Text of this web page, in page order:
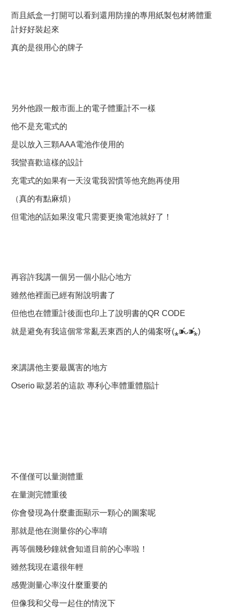
而且紙盒一打開可以看到還用防撞的專用紙製包材將體重
計好好裝起來
真的是很用心的牌子
另外他跟一般市面上的電子體重計不一樣
他不是充電式的
是以放入三顆AAA電池作使用的
我蠻喜歡這樣的設計
充電式的如果有一天沒電我習慣等他充飽再使用
（真的有點麻煩）
但電池的話如果沒電只需要更換電池就好了！
再容許我講一個另一個小貼心地方
雖然他裡面已經有附說明書了
但他也在體重計後面也印上了說明書的QR CODE
就是避免有我這個常常亂丟東西的人的備案呀(⁎⁍̴̛ᴗ⁍̴̛⁎)
來講講他主要最厲害的地方
Oserio 歐瑟若的這款 專利心率體重體脂計
不僅僅可以量測體重
在量測完體重後
你會發現為什麼畫面顯示一顆心的圖案呢
那就是他在測量你的心率唷
再等個幾秒鐘就會知道目前的心率啦！
雖然我現在還很年輕
感覺測量心率沒什麼重要的
但像我和父母一起住的情況下